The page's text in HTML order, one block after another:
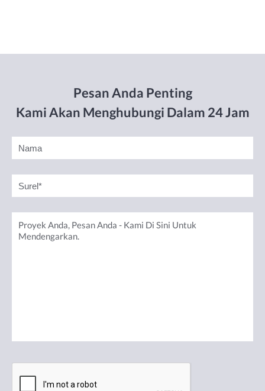
Pesan Anda Penting
Kami Akan Menghubungi Dalam 24 Jam